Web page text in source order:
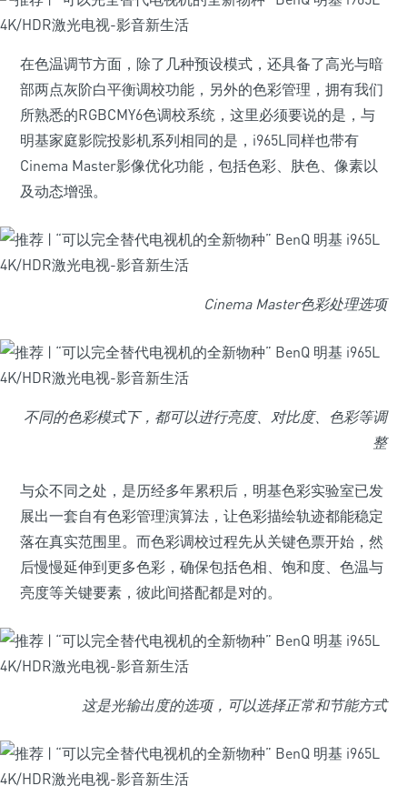
在色温调节方面，除了几种预设模式，还具备了高光与暗
部两点灰阶白平衡调校功能，另外的色彩管理，拥有我们
所熟悉的RGBCMY6色调校系统，这里必须要说的是，与
明基家庭影院投影机系列相同的是，i965L同样也带有
Cinema Master影像优化功能，包括色彩、肤色、像素以
及动态增强。
Cinema Master色彩处理选项
不同的色彩模式下，都可以进行亮度、对比度、色彩等调
整
与众不同之处，是历经多年累积后，明基色彩实验室已发
展出一套自有色彩管理演算法，让色彩描绘轨迹都能稳定
落在真实范围里。而色彩调校过程先从关键色票开始，然
后慢慢延伸到更多色彩，确保包括色相、饱和度、色温与
亮度等关键要素，彼此间搭配都是对的。
这是光输出度的选项，可以选择正常和节能方式